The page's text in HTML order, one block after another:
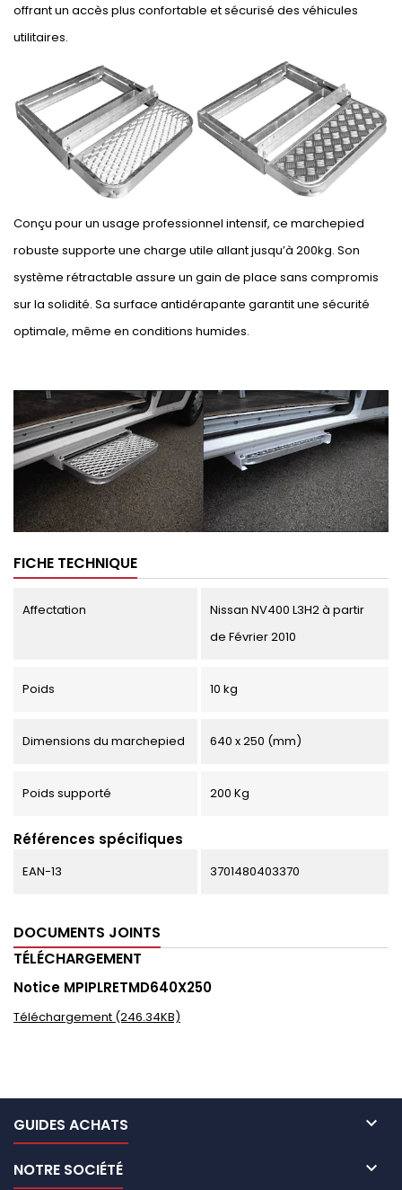
offrant un accès plus confortable et sécurisé des véhicules
utilitaires.
Conçu pour un usage professionnel intensif, ce marchepied
robuste supporte une charge utile allant jusqu’à 200kg. Son
système rétractable assure un gain de place sans compromis
sur la solidité. Sa surface antidérapante garantit une sécurité
optimale, même en conditions humides.
FICHE TECHNIQUE
Affectation
Nissan NV400 L3H2 à partir
de Février 2010
Poids 10 kg
Dimensions du marchepied 640 x 250 (mm)
Poids supporté 200 Kg
Références spécifiques
EAN-13 3701480403370
DOCUMENTS JOINTS
TÉLÉCHARGEMENT
Notice MPIPLRETMD640X250
Téléchargement (246.34KB)
GUIDES ACHATS 
NOTRE SOCIÉTÉ 